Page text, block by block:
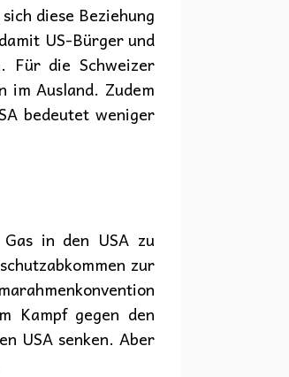
diese Beziehung
US-Bürger und
Für die Schweizer
im Ausland. Zudem
bedeutet weniger
in den USA zu
zur
Kampf gegen den
USA senken. Aber